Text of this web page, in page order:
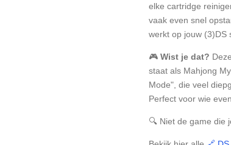
elke cartridge
vaak even snel
werkt op jouw (3)DS
🎮 Wist je dat?
staat als Mahjong
Mode", die veel
Perfect voor wie
🔍 Niet de game die